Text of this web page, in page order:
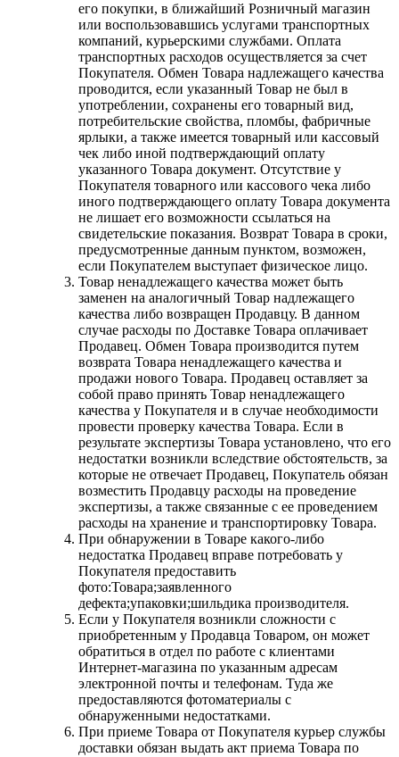
его покупки, в ближайший Розничный магазин
или воспользовавшись услугами транспортных
компаний, курьерскими службами. Оплата
транспортных расходов осуществляется за счет
Покупателя. Обмен Товара надлежащего качества
проводится, если указанный Товар не был в
употреблении, сохранены его товарный вид,
потребительские свойства, пломбы, фабричные
ярлыки, а также имеется товарный или кассовый
чек либо иной подтверждающий оплату
указанного Товара документ. Отсутствие у
Покупателя товарного или кассового чека либо
иного подтверждающего оплату Товара документа
не лишает его возможности ссылаться на
свидетельские показания. Возврат Товара в сроки,
предусмотренные данным пунктом, возможен,
если Покупателем выступает физическое лицо.
Товар ненадлежащего качества может быть
заменен на аналогичный Товар надлежащего
качества либо возвращен Продавцу. В данном
случае расходы по Доставке Товара оплачивает
Продавец. Обмен Товара производится путем
возврата Товара ненадлежащего качества и
продажи нового Товара. Продавец оставляет за
собой право принять Товар ненадлежащего
качества у Покупателя и в случае необходимости
провести проверку качества Товара. Если в
результате экспертизы Товара установлено, что его
недостатки возникли вследствие обстоятельств, за
которые не отвечает Продавец, Покупатель обязан
возместить Продавцу расходы на проведение
экспертизы, а также связанные с ее проведением
расходы на хранение и транспортировку Товара.
При обнаружении в Товаре какого-либо
недостатка Продавец вправе потребовать у
Покупателя предоставить
фото:Товара;заявленного
дефекта;упаковки;шильдика производителя.
Если у Покупателя возникли сложности с
приобретенным у Продавца Товаром, он может
обратиться в отдел по работе с клиентами
Интернет-магазина по указанным адресам
электронной почты и телефонам. Туда же
предоставляются фотоматериалы с
обнаруженными недостатками.
При приеме Товара от Покупателя курьер службы
доставки обязан выдать акт приема Товара по